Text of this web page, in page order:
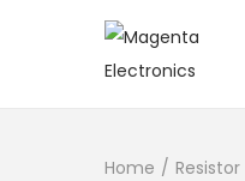
Home / Resistor